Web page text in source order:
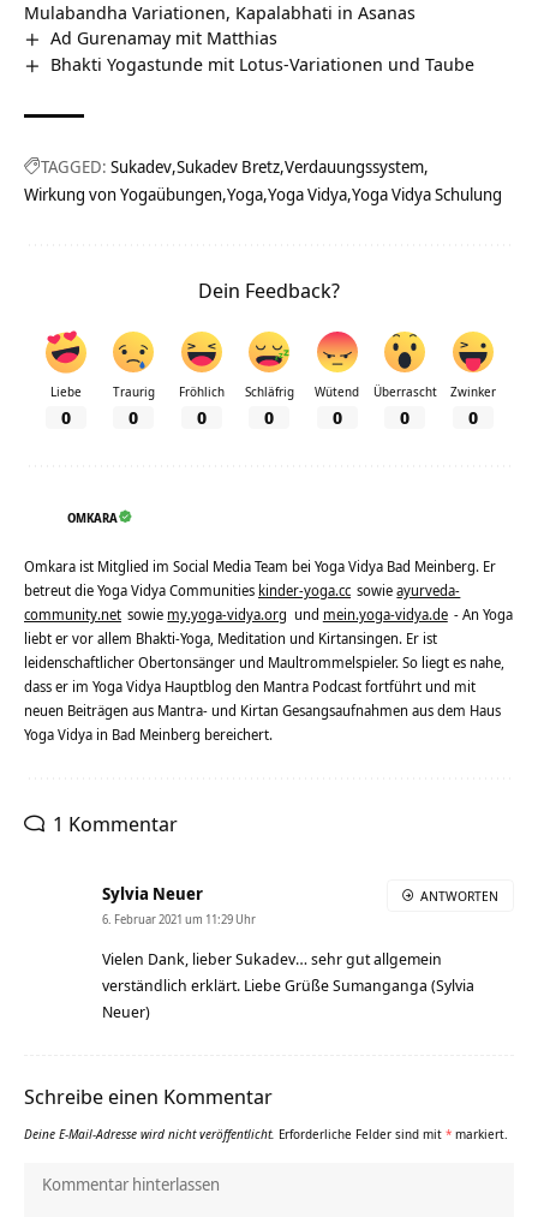
Mulabandha Variationen, Kapalabhati in Asanas
Ad Gurenamay mit Matthias
Bhakti Yogastunde mit Lotus-Variationen und Taube
TAGGED: Sukadev Sukadev Bretz Verdauungssystem
Wirkung von Yogaübungen Yoga Yoga Vidya Yoga Vidya Schulung
Dein Feedback?
Liebe
0
Traurig
0
Fröhlich
0
Schläfrig
0
Wütend
0
Überrascht
0
Zwinker
0
OMKARA
Omkara ist Mitglied im Social Media Team bei Yoga Vidya Bad Meinberg. Er
betreut die Yoga Vidya Communities kinder-yoga.cc sowieayurveda-
community.net sowie my.yoga-vidya.org und mein.yoga-vidya.de - An Yoga
liebt er vor allem Bhakti-Yoga, Meditation und Kirtansingen. Er ist
leidenschaftlicher Obertonsänger und Maultrommelspieler. So liegt es nahe,
dass er im Yoga Vidya Hauptblog den Mantra Podcast fortführt und mit
neuen Beiträgen aus Mantra- und Kirtan Gesangsaufnahmen aus dem Haus
Yoga Vidya in Bad Meinberg bereichert.
1 Kommentar
Sylvia Neuer
6. Februar 2021 um 11:29 Uhr
Vielen Dank, lieber Sukadev… sehr gut allgemein
verständlich erklärt. Liebe Grüße Sumanganga (Sylvia
Neuer)
ANTWORTEN
Schreibe einen Kommentar
Deine E-Mail-Adresse wird nicht veröffentlicht. Erforderliche Felder sind mit * markiert.